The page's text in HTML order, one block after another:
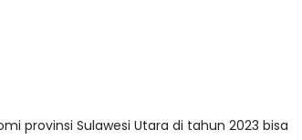
provinsi Sulawesi Utara di tahun 2023 bisa